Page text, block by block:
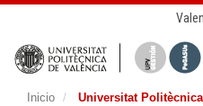
Inicio Universitat